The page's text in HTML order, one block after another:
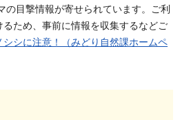
目撃情報が寄せられています。ご利
ため、事前に情報を収集するなどご
シシに注意！（みどり自然課ホームペ